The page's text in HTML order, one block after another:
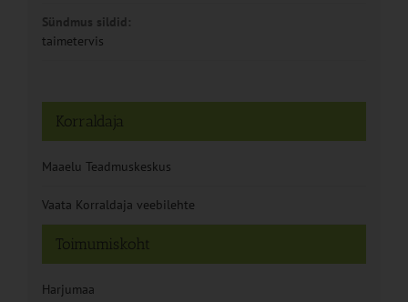
Sündmus sildid:
taimetervis
Toimumiskoht
Harjumaa
Korraldaja
Maaelu Teadmuskeskus
Vaata Korraldaja veebilehte